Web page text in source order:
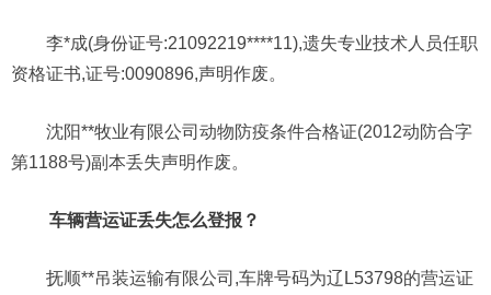
李*成(身份证号:21092219****11),遗失专业技术人员任职
资格证书,证号:0090896,声明作废。
沈阳**牧业有限公司动物防疫条件合格证(2012动防合字
第1188号)副本丢失声明作废。
车辆营运证丢失怎么登报？
抚顺**吊装运输有限公司,车牌号码为辽L53798的营运证